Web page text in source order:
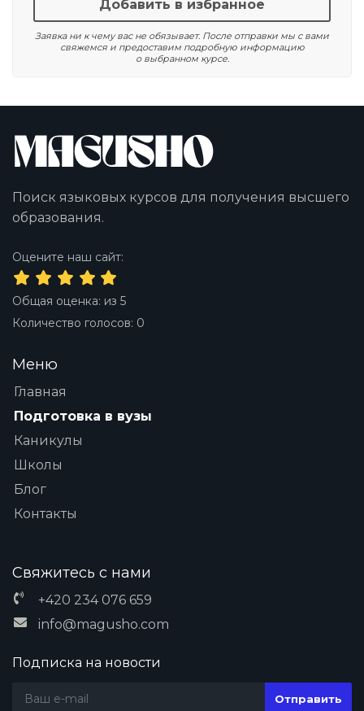
Добавить в избранное
Заявка ни к чему вас не обязывает. После отправки мы с вами
свяжемся и предоставим подробную информацию
о выбранном курсе.
Поиск языковых курсов для получения высшего
образования.
Оцените наш сайт:
Общая оценка: из 5
Количество голосов: 0
Меню
Главная
Подготовка в вузы
Каникулы
Школы
Блог
Контакты
Свяжитесь с нами
+420 234 076 659
info@magusho.com
Подписка на новости